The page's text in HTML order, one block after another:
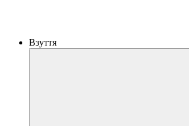
Взуття